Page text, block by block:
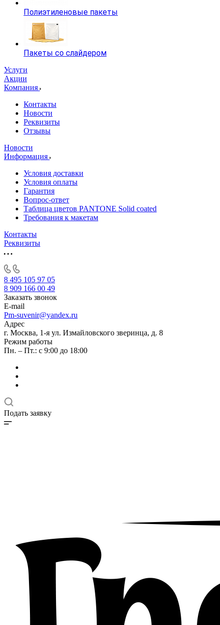
Полиэтиленовые пакеты
Пакеты со слайдером
Услуги
Акции
Компания
Контакты
Новости
Реквизиты
Отзывы
Новости
Информация
Условия доставки
Условия оплаты
Гарантия
Вопрос-ответ
Таблица цветов PANTONE Solid coated
Требования к макетам
Контакты
Реквизиты
8 495 105 97 05
8 909 166 00 49
Заказать звонок
E-mail
Pm-suvenir@yandex.ru
Адрес
г. Москва, 1-я ул. Измайловского зверинца, д. 8
Режим работы
Пн. – Пт.: с 9:00 до 18:00
Подать заявку